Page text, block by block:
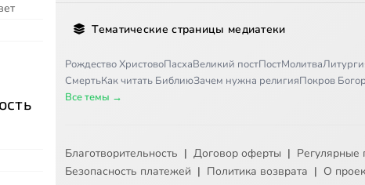
Тематические страницы медиатеки
Рождество ХристовоПасхаВеликий постПостМолитва
СмертьКак читать БиблиюЗачем нужна религияПокров
Все темы →
Благотворительность | Договор оферты | Регулярные
Безопасность платежей | Политика возврата | О